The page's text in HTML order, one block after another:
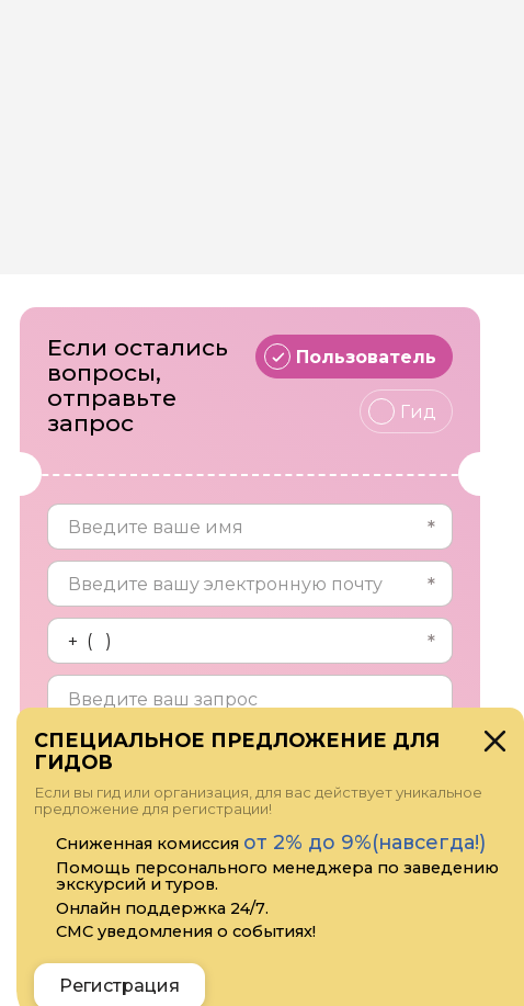
город становится не просто точкой на
Если остались
вопросы,
отправьте
запрос
Пользователь
Гид
Прикрепить файл
персональных данных
СПЕЦИАЛЬНОЕ ПРЕДЛОЖЕНИЕ ДЛЯ
ГИДОВ
Если вы гид или организация, для вас действует уникальное
предложение для регистрации!
Сниженная комиссия от 2% до 9%(навсегда!)
Помощь персонального менеджера по заведению
экскурсий и туров.
Онлайн поддержка 24/7.
СМС уведомления о событиях!
Регистрация